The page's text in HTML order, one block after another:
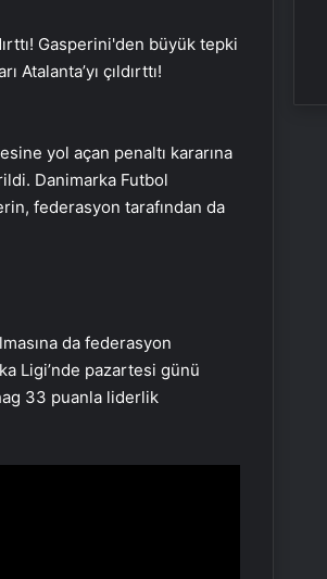
Atalanta’yı çıldırttı!
yol açan penaltı kararına
Danimarka Futbol
federasyon tarafından da
da federasyon
Ligi’nde pazartesi günü
33 puanla liderlik